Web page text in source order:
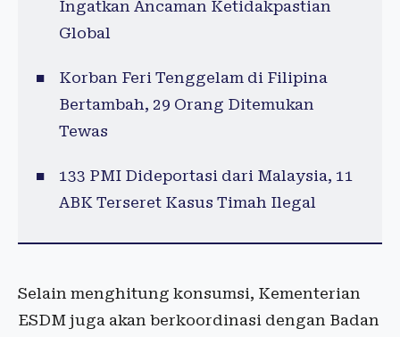
Ingatkan Ancaman Ketidakpastian
Global
Korban Feri Tenggelam di Filipina
Bertambah, 29 Orang Ditemukan
Tewas
133 PMI Dideportasi dari Malaysia, 11
ABK Terseret Kasus Timah Ilegal
Selain menghitung konsumsi, Kementerian
ESDM juga akan berkoordinasi dengan Badan